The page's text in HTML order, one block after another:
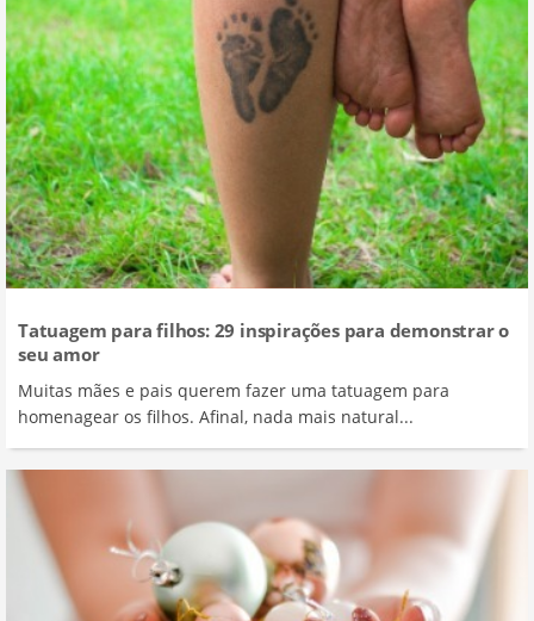
Tatuagem para filhos: 29 inspirações para demonstrar o
seu amor
Muitas mães e pais querem fazer uma tatuagem para
homenagear os filhos. Afinal, nada mais natural...